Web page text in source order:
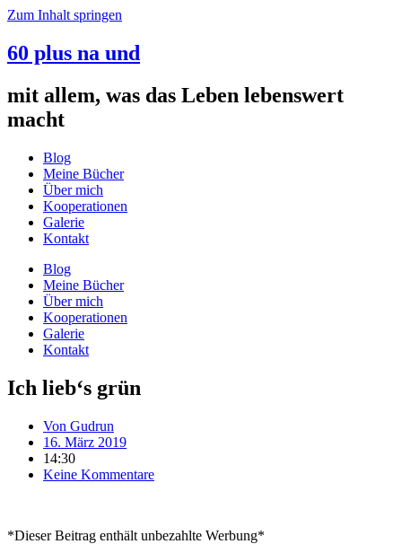
Zum Inhalt springen
60 plus na und
mit allem, was das Leben lebenswert
macht
Blog
Meine Bücher
Über mich
Kooperationen
Galerie
Kontakt
Blog
Meine Bücher
Über mich
Kooperationen
Galerie
Kontakt
Ich lieb‘s grün
Von Gudrun
16. März 2019
14:30
Keine Kommentare
*Dieser Beitrag enthält unbezahlte Werbung*